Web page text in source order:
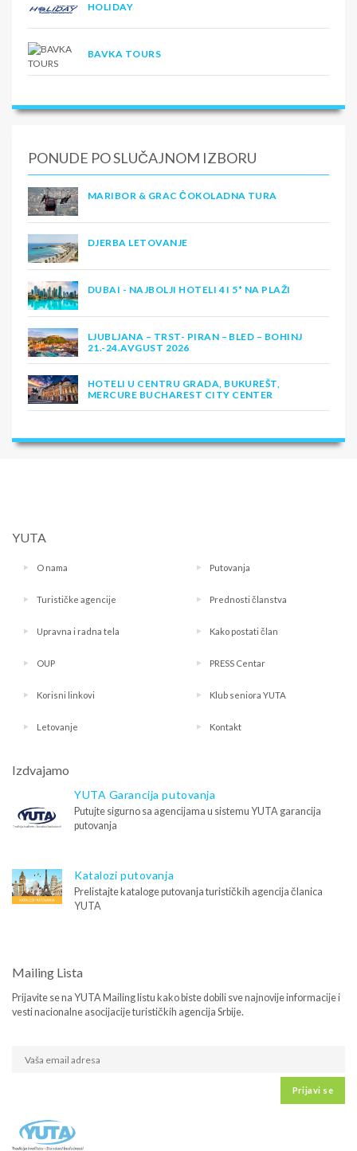
HOLIDAY
BAVKA TOURS
PONUDE PO SLUČAJNOM IZBORU
MARIBOR & GRAC ČOKOLADNA TURA
DJERBA LETOVANJE
DUBAI - NAJBOLJI HOTELI 4 I 5* NA PLAŽI
LJUBLJANA – TRST- PIRAN – BLED – BOHINJ
21.-24.AVGUST 2026
HOTELI U CENTRU GRADA, BUKUREŠT,
MERCURE BUCHAREST CITY CENTER
YUTA
O nama Putovanja
Turističke agencije Prednosti članstva
Upravna i radna tela Kako postati član
OUP PRESS Centar
Korisni linkovi Klub seniora YUTA
Letovanje Kontakt
Izdvajamo
YUTA Garancija putovanja
Putujte sigurno sa agencijama u sistemu YUTA garancija
putovanja
Katalozi putovanja
Prelistajte kataloge putovanja turističkih agencija članica
YUTA
Mailing Lista
Prijavite se na YUTA Mailing listu kako biste dobili sve najnovije informacije i
vesti nacionalne asocijacije turističkih agencija Srbije.
Prijavi se